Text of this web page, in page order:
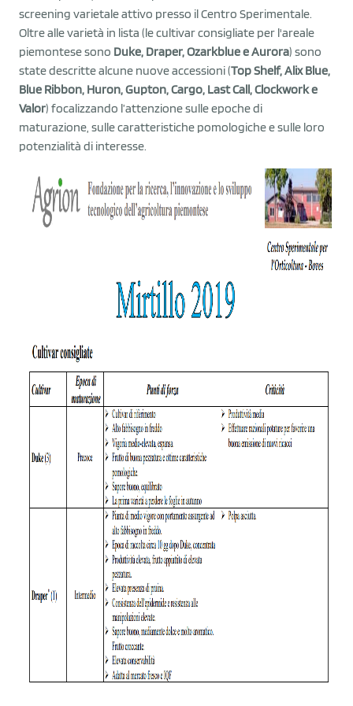
screening varietale attivo presso il Centro Sperimentale.
Oltre alle varietà in lista (le cultivar consigliate per l'areale
piemontese sono Duke, Draper, Ozarkblue e Aurora) sono
state descritte alcune nuove accessioni (Top Shelf, Alix Blue,
Blue Ribbon, Huron, Gupton, Cargo, Last Call, Clockwork e
Valor) focalizzando l’attenzione sulle epoche di
maturazione, sulle caratteristiche pomologiche e sulle loro
potenzialità di interesse.